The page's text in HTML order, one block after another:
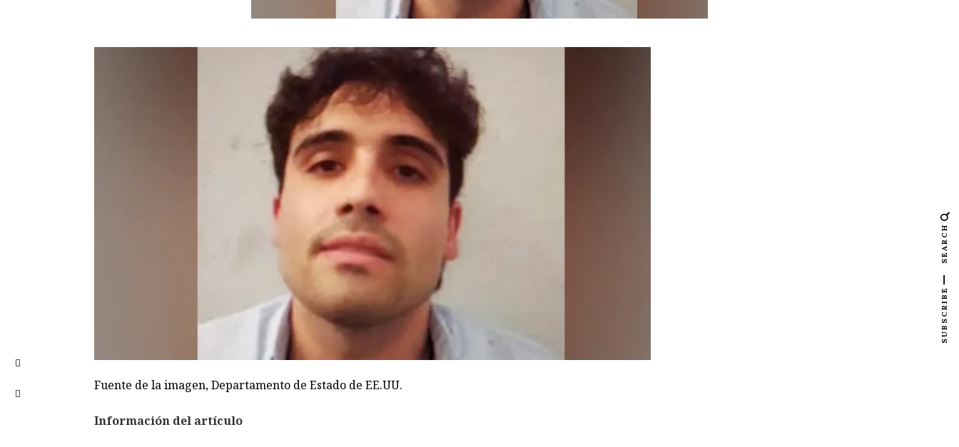
Fuente de la imagen,Departamento de Estado de EE.UU.
Información del artículo
SEARCH
SUBSCRIBE